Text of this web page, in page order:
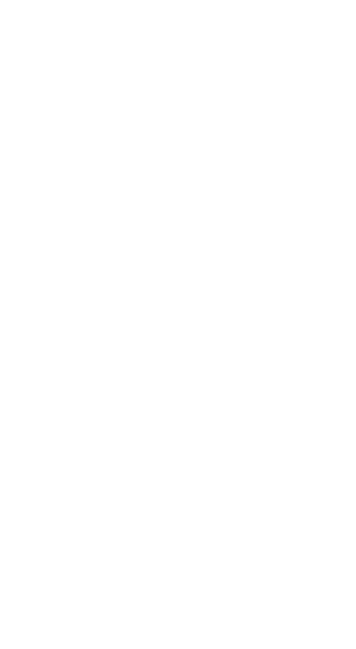
き作成されるも
御機器販売店・
ようお願いしま
社の共同利用者
とをご了承くだ
です。
です。
ず変更すること
1000ppm以下、
) : 1000ppm、
、
ない年数を意
これらの製造装
通知します。
、取り引きをい
ムロン制御